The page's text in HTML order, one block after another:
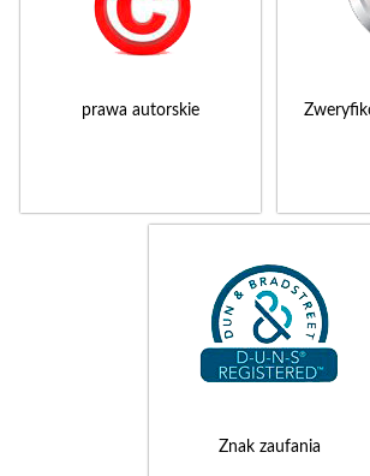
prawa autorskie
Znak zaufania